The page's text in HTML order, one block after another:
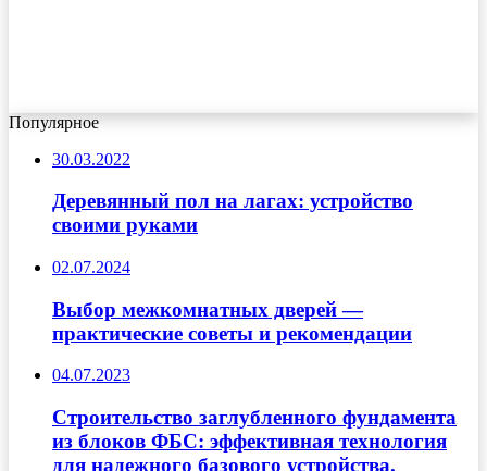
Популярное
30.03.2022
Деревянный пол на лагах: устройство
своими руками
02.07.2024
Выбор межкомнатных дверей —
практические советы и рекомендации
04.07.2023
Строительство заглубленного фундамента
из блоков ФБС: эффективная технология
для надежного базового устройства.